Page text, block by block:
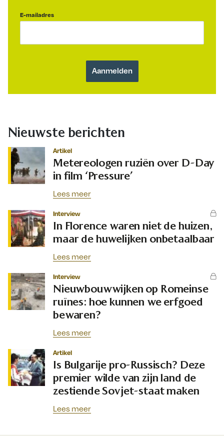
E-mailadres
Nieuwste berichten
Artikel
Metereologen ruziën over D-Day
in film ‘Pressure’
Lees meer
Interview
In Florence waren niet de huizen,
maar de huwelijken onbetaalbaar
Lees meer
Interview
Nieuwbouwwijken op Romeinse
ruïnes: hoe kunnen we erfgoed
bewaren?
Lees meer
Artikel
Is Bulgarije pro-Russisch? Deze
premier wilde van zijn land de
zestiende Sovjet-staat maken
Lees meer